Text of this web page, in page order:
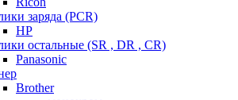
заряда (PCR)
HP
остальные (SR , DR , CR)
Panasonic
Brother